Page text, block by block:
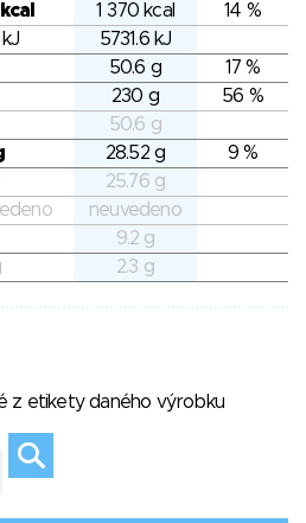
1 370 kcal
14 %
5731.6 kJ
50.6 g
17 %
230 g
56 %
50.6 g
28.52 g
9 %
25.76 g
neuvedeno
9.2 g
2.3 g
z etikety daného výrobku